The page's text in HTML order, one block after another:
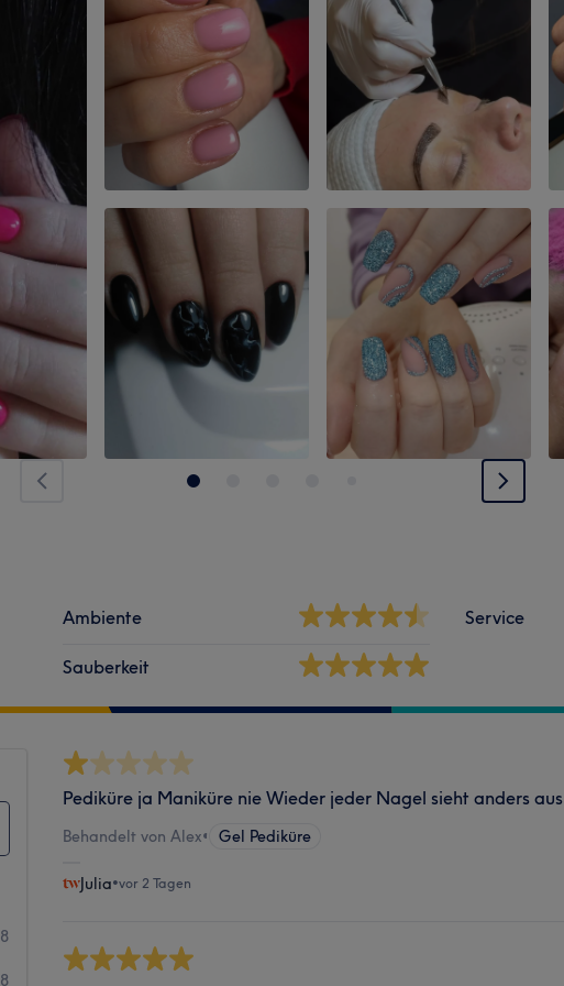
Ambiente
Sauberkeit
Service
8
Pediküre ja Maniküre nie Wieder jeder Nagel sieht anders aus
Behandelt von Alex• Gel Pediküre
Julia•vor 2 Tagen